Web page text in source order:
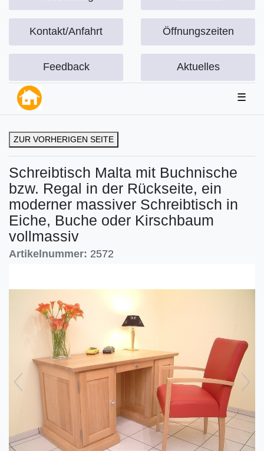
Kontakt/Anfahrt Öffnungszeiten
Feedback Aktuelles
☰
ZUR VORHERIGEN SEITE
Schreibtisch Malta mit Buchnische
bzw. Regal in der Rückseite, ein
moderner massiver Schreibtisch in
Eiche, Buche oder Kirschbaum
vollmassiv
Artikelnummer: 2572